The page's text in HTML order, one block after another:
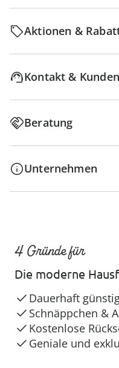
Aktionen &
Kontakt &
Beratung
Unternehmen
4 Gründe für
Die moderne
Dauerhaft
Schnäppchen &
Kostenlose
Geniale und